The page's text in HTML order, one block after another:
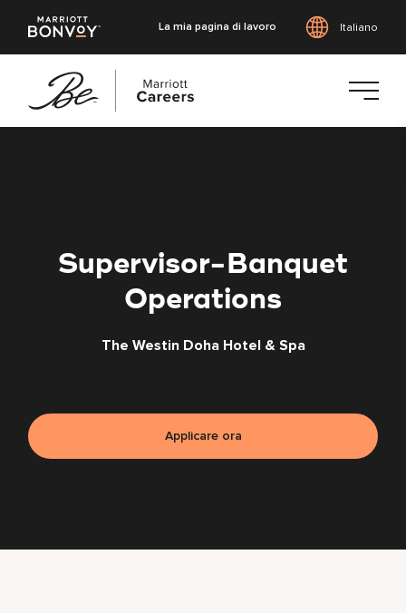
La mia pagina di lavoro Italiano
Supervisor-Banquet
Operations
The Westin Doha Hotel & Spa
Applicare ora